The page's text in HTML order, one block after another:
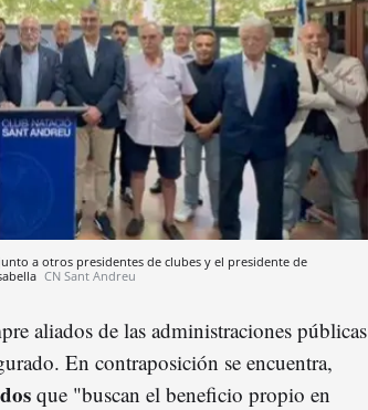
a otros presidentes de clubes y el presidente de
CN Sant Andreu
aliados de las administraciones públicas
En contraposición se encuentra,
que "buscan el beneficio propio en